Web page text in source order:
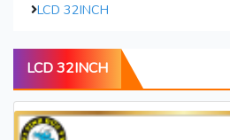
LCD 32INCH
LCD 32INCH